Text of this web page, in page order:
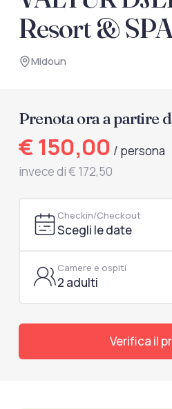
documenti di viaggio.
Accedi /
Resort & SPA
Midoun
Prenota ora a partire
€ 150,00 / persona
invece di € 172,50
Checkin/Checkout
Scegli le date
Camere e ospiti
2 adulti
Verifica il